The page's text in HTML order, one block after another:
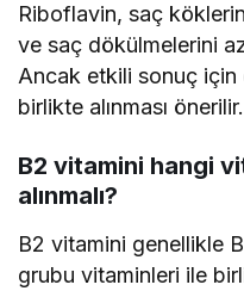
Riboflavin, saç
ve saç dökülmelerini
Ancak etkili sonuç için
birlikte alınması önerilir.
B2 vitamini hangi
alınmalı?
B2 vitamini genellikle
grubu vitaminleri ile